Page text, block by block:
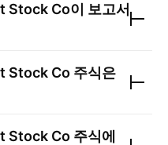
Stock Co이 보고서
Stock Co 주식은
Stock Co 주식에